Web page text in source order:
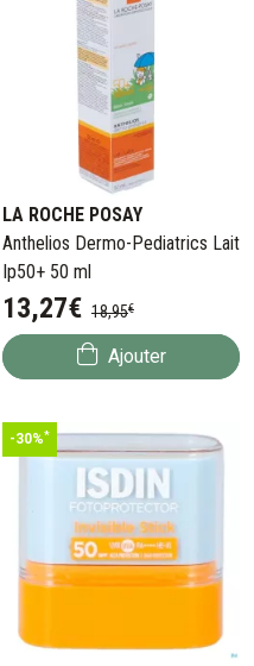
LA ROCHE POSAY
Anthelios Dermo-Pediatrics Lait
Ip50+ 50 ml
13,27€ 18,95€
Ajouter
-30%*